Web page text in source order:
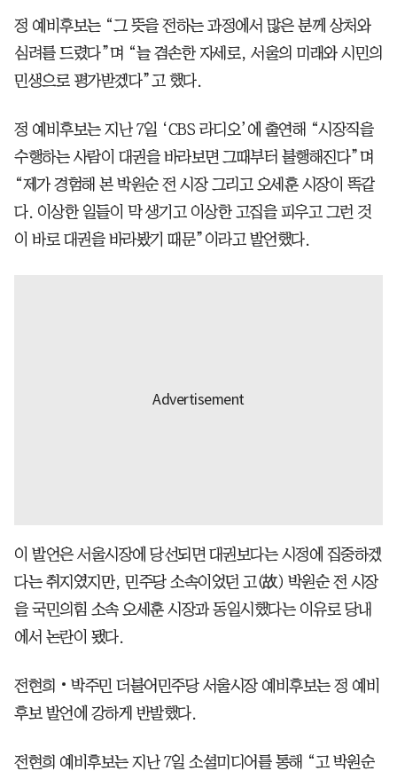
정 예비후보는 “그 뜻을 전하는 과정에서 많은 분께 상처와
심려를 드렸다”며 “늘 겸손한 자세로, 서울의 미래와 시민의
민생으로 평가받겠다”고 했다.
정 예비후보는 지난 7일 ‘CBS 라디오’에 출연해 “시장직을
수행하는 사람이 대권을 바라보면 그때부터 불행해진다”며
“제가 경험해 본 박원순 전 시장 그리고 오세훈 시장이 똑같
다. 이상한 일들이 막 생기고 이상한 고집을 피우고 그런 것
이 바로 대권을 바라봤기 때문”이라고 발언했다.
이 발언은 서울시장에 당선되면 대권보다는 시정에 집중하겠
다는 취지였지만, 민주당 소속이었던 고(故) 박원순 전 시장
을 국민의힘 소속 오세훈 시장과 동일시했다는 이유로 당내
에서 논란이 됐다.
전현희‧박주민 더불어민주당 서울시장 예비후보는 정 예비
후보 발언에 강하게 반발했다.
전현희 예비후보는 지난 7일 소셜미디어를 통해 “고 박원순